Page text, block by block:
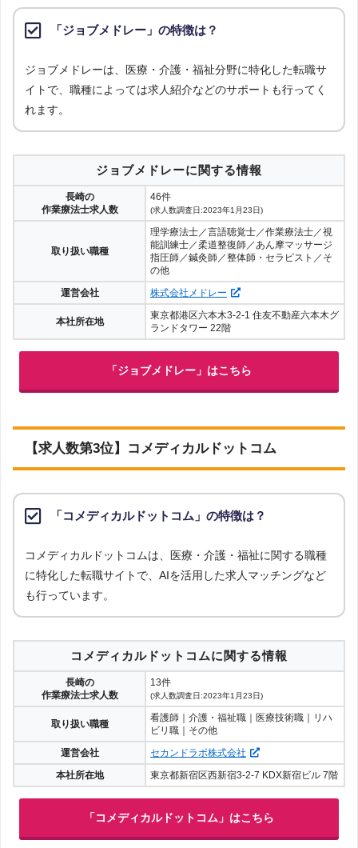
「ジョブメドレー」の特徴は？
ジョブメドレーは、医療・介護・福祉分野に特化した転職サ
イトで、職種によっては求人紹介などのサポートも行ってく
れます。
ジョブメドレーに関する情報
長崎の
作業療法士求人数
46件
(求人数調査日:2023年1月23日)
取り扱い職種
理学療法士／言語聴覚士／作業療法士／視
能訓練士／柔道整復師／あん摩マッサージ
指圧師／鍼灸師／整体師・セラピスト／そ
の他
運営会社
株式会社メドレー
本社所在地
東京都港区六本木3-2-1 住友不動産六本木グ
ランドタワー 22階
「ジョブメドレー」はこちら
【求人数第3位】コメディカルドットコム
「コメディカルドットコム」の特徴は？
コメディカルドットコムは、医療・介護・福祉に関する職種
に特化した転職サイトで、AIを活用した求人マッチングなど
も行っています。
コメディカルドットコムに関する情報
長崎の
作業療法士求人数
13件
(求人数調査日:2023年1月23日)
取り扱い職種
看護師｜介護・福祉職｜医療技術職｜リハ
ビリ職｜その他
運営会社
セカンドラボ株式会社
本社所在地
東京都新宿区西新宿3-2-7 KDX新宿ビル 7階
「コメディカルドットコム」はこちら